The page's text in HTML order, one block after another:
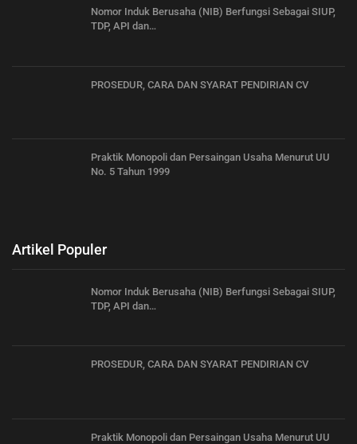
Nomor Induk Berusaha (NIB) Berfungsi Sebagai SIUP,
TDP, API dan…
PROSEDUR, CARA DAN SYARAT PENDIRIAN CV
Praktik Monopoli dan Persaingan Usaha Menurut UU
No. 5 Tahun 1999
Artikel Populer
Nomor Induk Berusaha (NIB) Berfungsi Sebagai SIUP,
TDP, API dan…
PROSEDUR, CARA DAN SYARAT PENDIRIAN CV
Praktik Monopoli dan Persaingan Usaha Menurut UU